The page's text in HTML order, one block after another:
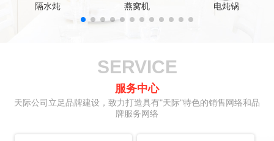
隔水炖 燕窝机 电炖锅
SERVICE
服务中心
天际公司立足品牌建设，致力打造具有"天际"特色的销售网络和品
牌服务网络